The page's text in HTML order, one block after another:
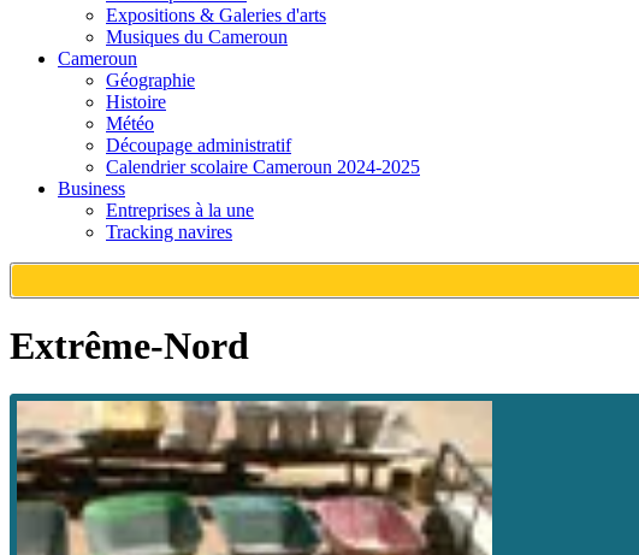
Expositions & Galeries d'arts
Musiques du Cameroun
Cameroun
Géographie
Histoire
Météo
Découpage administratif
Calendrier scolaire Cameroun 2024-2025
Business
Entreprises à la une
Tracking navires
Extrême-Nord